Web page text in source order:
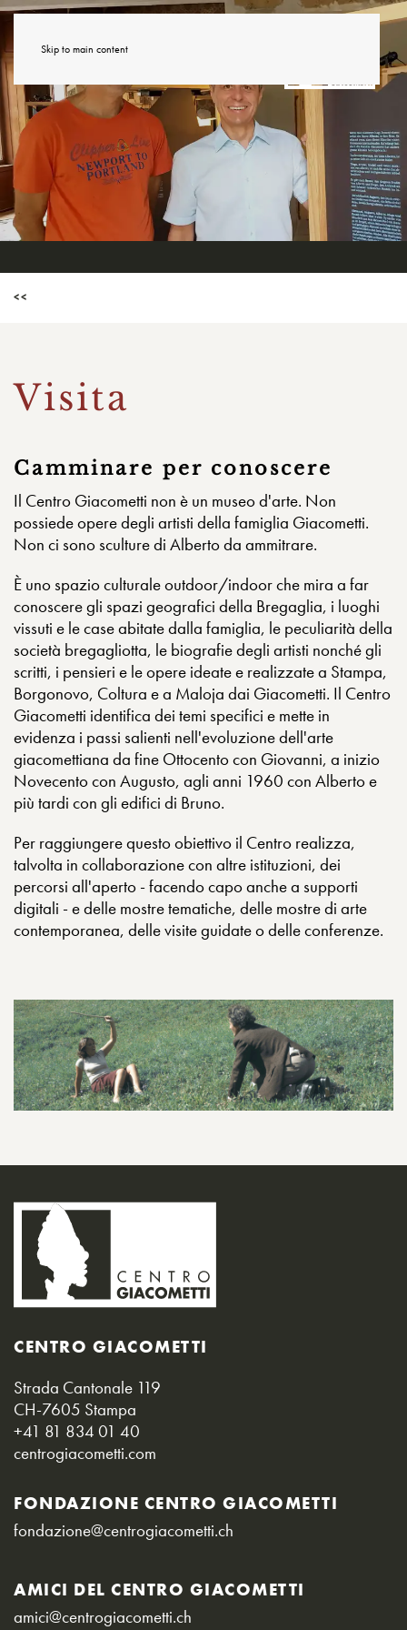
Skip to main content
<<
Visita
Camminare per conoscere
Il Centro Giacometti non è un museo d'arte. Non
possiede opere degli artisti della famiglia Giacometti.
Non ci sono sculture di Alberto da ammitrare.
È uno spazio culturale outdoor/indoor che mira a far
conoscere gli spazi geografici della Bregaglia, i luoghi
vissuti e le case abitate dalla famiglia, le peculiarità della
società bregagliotta, le biografie degli artisti nonché gli
scritti, i pensieri e le opere ideate e realizzate a Stampa,
Borgonovo, Coltura e a Maloja dai Giacometti. Il Centro
Giacometti identifica dei temi specifici e mette in
evidenza i passi salienti nell'evoluzione dell'arte
giacomettiana da fine Ottocento con Giovanni, a inizio
Novecento con Augusto, agli anni 1960 con Alberto e
più tardi con gli edifici di Bruno.
Per raggiungere questo obiettivo il Centro realizza,
talvolta in collaborazione con altre istituzioni, dei
percorsi all'aperto - facendo capo anche a supporti
digitali - e delle mostre tematiche, delle mostre di arte
contemporanea, delle visite guidate o delle conferenze.
CENTRO GIACOMETTI
Strada Cantonale 119
CH-7605 Stampa
+41 81 834 01 40
centrogiacometti.com
FONDAZIONE CENTRO GIACOMETTI
fondazione@centrogiacometti.ch
AMICI DEL CENTRO GIACOMETTI
amici@centrogiacometti.ch